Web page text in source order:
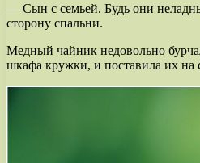
— Сын с семьей. Будь они
сторону спальни.
Медный чайник недовольно
шкафа кружки, и поставила их на